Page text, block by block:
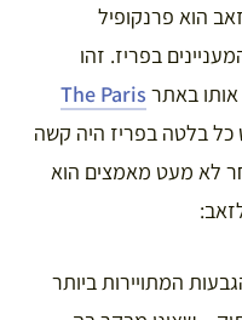
הוא פרנקופיל
בפריז. זהו
אותו באתר The Paris
כל בלטה בפריז היה קשה
לא מעט מאמצים הוא
המתויירות ביותר